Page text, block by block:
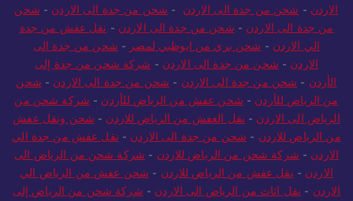
الاردن - شحن من جدة الى الاردن - شحن من جدة الى الاردن - شحن
من جدة الى الاردن - شحن من جدة الى الاردن - نقل عفش من جدة
الي الاردن - شحن بري من ابوظبي لمصر - شحن من جدة الى
الاردن - شحن من جدة الى الاردن - شركة شحن من جدة إلى
الأردن - شحن من جدة الى الاردن - شحن من جدة الى الاردن - شحن
من الرياض للأردن - شحن عفش من الرياض للأردن - شركة شحن من
الرياض الى الاردن - نقل العفش من الرياض للاردن - شحن ونقل عفش
من الرياض للاردن - شحن من جدة الى الاردن - نقل عفش من جدة الي
الاردن - شركة شحن من الرياض للاردن - شركة شحن من الرياض الى
الاردن - نقل عفش من الرياض للاردن - شحن عفش من الرياض الي
الاردن - نقل اثاث من الرياض الى الاردن - شركة شحن من الرياض إلى